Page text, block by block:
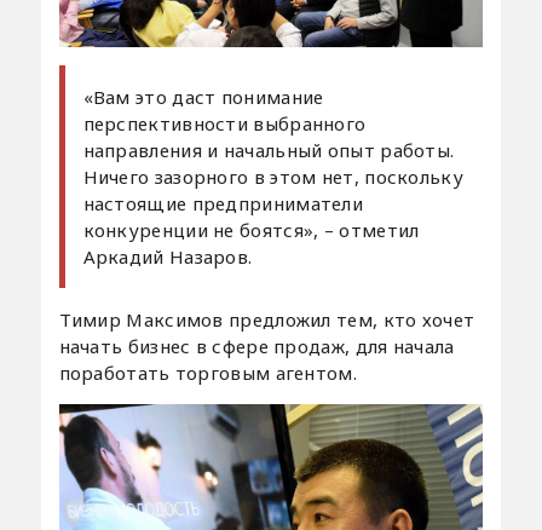
«Вам это даст понимание
перспективности выбранного
направления и начальный опыт работы.
Ничего зазорного в этом нет, поскольку
настоящие предприниматели
конкуренции не боятся», – отметил
Аркадий Назаров.
Тимир Максимов предложил тем, кто хочет
начать бизнес в сфере продаж, для начала
поработать торговым агентом.